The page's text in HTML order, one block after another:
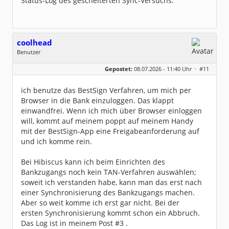
org.kapott.hbci.exceptions.HBCI_Exception: Fe
at org.kapott.hbci.manager.HBCIHandler.
<init>(HBCIHandler.java:116)
at de.willuhn.jameica.hbci.passports.pintan
eImpl.java:181)
ortSync$1.run(PassportSync.java:81)
at de.willuhn.jameica.gui.GUI$7.run(GUI.jav
Caused by: org.kapott.hbci.exceptions.HBCI_Ex
ception: Fehler beim Registrieren der Nutzerd
aten
at org.kapott.hbci.manager.HBCIHandler.regi
sterUser(HBCIHandler.java:298)
at org.kapott.hbci.manager.HBCIHandler.
<init>(HBCIHandler.java:166)
... 4 more
Caused by: org.kapott.hbci.exceptions.HBCI_Ex
at org.kapott.hbci.manager.HBCIUser.fetchSy
sId(HBCIUser.java:458)
at org.kapott.hbci.manager.HBCIUser.sync(HB
CIUser.java:663)
at org.kapott.hbci.manager.HBCIUser.registe
r(HBCIUser.java:711)
at org.kapott.hbci.manager.HBCIHandler.regi
sterUser(HBCIHandler.java:296)
... 5 more
Caused by: org.kapott.hbci.exceptions.Process
coolhead
Benutzer
Geschlecht:
keine Angabe
Dabei seit:
07 / 2026
Gepostet: 08.07.2026 - 11:40 Uhr · #11
ich benutze das BestSign Verfahren, um mich per
Browser in die Bank einzuloggen. Das klappt
einwandfrei. Wenn ich mich über Browser einloggen
will, kommt auf meinem poppt auf meinem Handy
mit der BestSign-App eine Freigabeanforderung auf
und ich komme rein.
Bei Hibiscus kann ich beim Einrichten des
Bankzugangs noch kein TAN-Verfahren auswählen;
soweit ich verstanden habe, kann man das erst nach
einer Synchronisierung des Bankzugangs machen.
Aber so weit komme ich erst gar nicht. Bei der
ersten Synchronisierung kommt schon ein Abbruch.
Das Log ist in meinem Post #3 .